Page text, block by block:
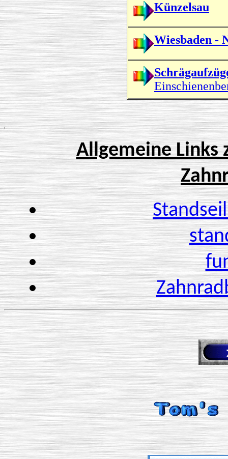
Künzelsau
Wiesbaden -
Allgemeine Links